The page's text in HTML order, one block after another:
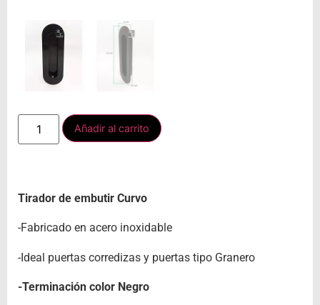
Añadir al carrito
Tirador de embutir Curvo
-Fabricado en acero inoxidable
-Ideal puertas corredizas y puertas tipo Granero
-Terminación color Negro